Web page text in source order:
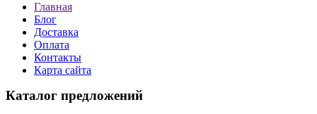
Главная
Блог
Доставка
Оплата
Контакты
Карта сайта
Каталог предложений